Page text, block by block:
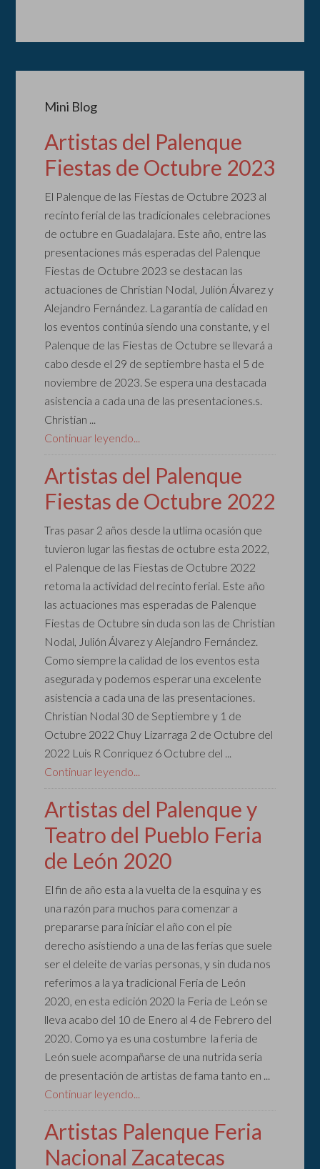
Mini Blog
Artistas del Palenque
Fiestas de Octubre 2023
El Palenque de las Fiestas de Octubre 2023 al
recinto ferial de las tradicionales celebraciones
de octubre en Guadalajara. Este año, entre las
presentaciones más esperadas del Palenque
Fiestas de Octubre 2023 se destacan las
actuaciones de Christian Nodal, Julión Álvarez y
Alejandro Fernández. La garantía de calidad en
los eventos continúa siendo una constante, y el
Palenque de las Fiestas de Octubre se llevará a
cabo desde el 29 de septiembre hasta el 5 de
noviembre de 2023. Se espera una destacada
asistencia a cada una de las presentaciones.s.
Christian ...
Continuar leyendo...
Artistas del Palenque
Fiestas de Octubre 2022
Tras pasar 2 años desde la utlima ocasión que
tuvieron lugar las fiestas de octubre esta 2022,
el Palenque de las Fiestas de Octubre 2022
retoma la actividad del recinto ferial. Este año
las actuaciones mas esperadas de Palenque
Fiestas de Octubre sin duda son las de Christian
Nodal, Julión Álvarez y Alejandro Fernández.
Como siempre la calidad de los eventos esta
asegurada y podemos esperar una excelente
asistencia a cada una de las presentaciones.
Christian Nodal 30 de Septiembre y 1 de
Octubre 2022 Chuy Lizarraga 2 de Octubre del
2022 Luis R Conriquez 6 Octubre del ...
Continuar leyendo...
Artistas del Palenque y
Teatro del Pueblo Feria
de León 2020
El fin de año esta a la vuelta de la esquina y es
una razón para muchos para comenzar a
prepararse para iniciar el año con el pie
derecho asistiendo a una de las ferias que suele
ser el deleite de varias personas, y sin duda nos
referimos a la ya tradicional Feria de León
2020, en esta edición 2020 la Feria de León se
lleva acabo del 10 de Enero al 4 de Febrero del
2020. Como ya es una costumbre la feria de
León suele acompañarse de una nutrida seria
de presentación de artistas de fama tanto en ...
Continuar leyendo...
Artistas Palenque Feria
Nacional Zacatecas